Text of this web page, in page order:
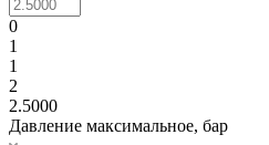
0
1
1
2
2.5000
Давление максимальное, бар